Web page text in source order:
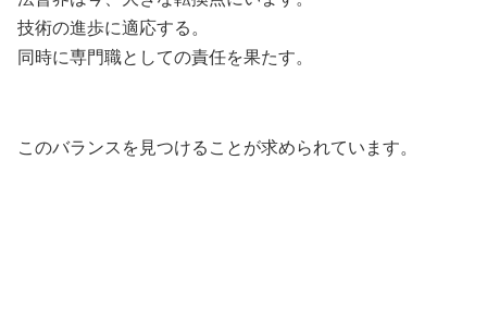
技術の進歩に適応する。
同時に専門職としての責任を果たす。
このバランスを見つけることが求められています。